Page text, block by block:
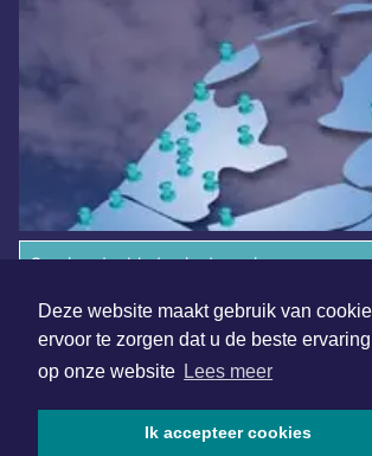
Deze website maakt gebruik van
ervoor te zorgen dat u de beste
op onze website Lees meer
Ik accepteer cookies
Overige dagbladen in de regio
Algemene voorwaarden
Disclaimer